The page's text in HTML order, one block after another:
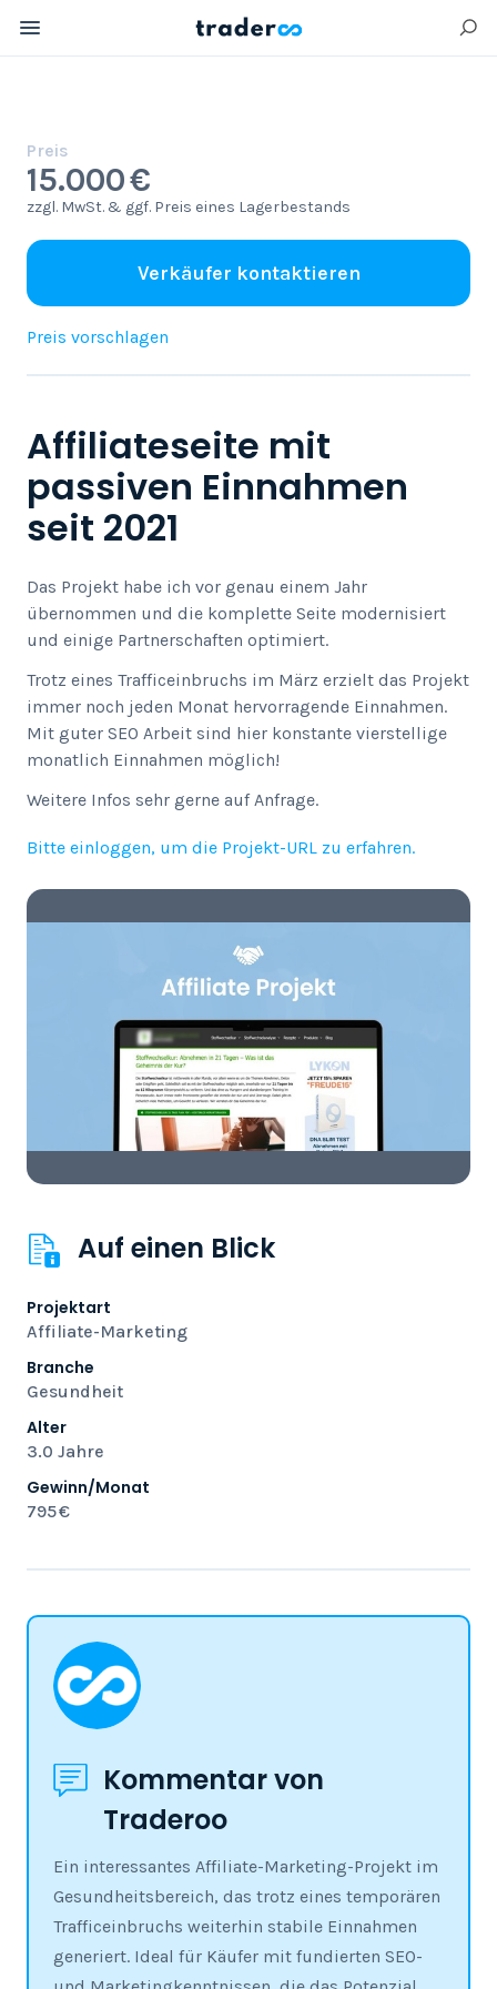
Affiliateseite mit
passiven Einnahmen
seit 2021
Das Projekt habe ich vor genau einem Jahr
übernommen und die komplette Seite modernisiert
und einige Partnerschaften optimiert.
Trotz eines Trafficeinbruchs im März erzielt das Projekt
immer noch jeden Monat hervorragende Einnahmen.
Mit guter SEO Arbeit sind hier konstante vierstellige
monatlich Einnahmen möglich!
Weitere Infos sehr gerne auf Anfrage.
Bitte einloggen, um die Projekt-URL zu erfahren.
Auf einen Blick
Projektart
Affiliate-Marketing
Branche
Gesundheit
Alter
3.0 Jahre
Gewinn/Monat
795 €
Kommentar von
Traderoo
Ein interessantes Affiliate-Marketing-Projekt im
Gesundheitsbereich, das trotz eines temporären
Trafficeinbruchs weiterhin stabile Einnahmen
generiert. Ideal für Käufer mit fundierten SEO-
Preis
15.000 €
zzgl. MwSt. & ggf. Preis eines Lagerbestands
Verkäufer kontaktieren
Preis vorschlagen